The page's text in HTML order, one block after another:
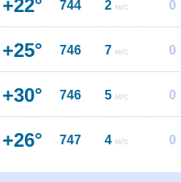
+22° 744 2 м/с 0
+25° 746 7 м/с 0
+30° 746 5 м/с 0
+26° 747 4 м/с 0